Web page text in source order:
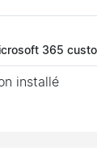
365
installé